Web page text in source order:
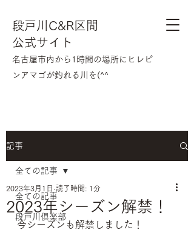
段戸川C&R区間
公式サイト
​名古屋市内から1時間の場所にヒレピ
ンアマゴが釣れる川を(^^
記事
全ての記事
段戸川倶楽部
全ての記事
2023年シーズン解禁！
2023年3月1日 読了時間: 1分
今シーズンも解禁しました！